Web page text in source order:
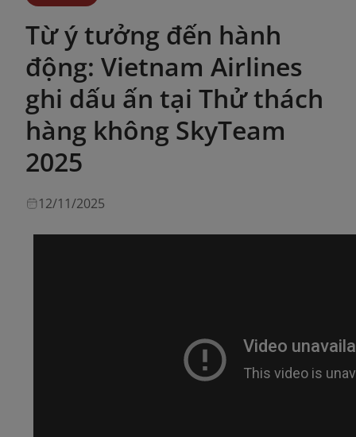
Từ ý tưởng đến hành
động: Vietnam Airlines
ghi dấu ấn tại Thử thách
hàng không SkyTeam
2025
12/11/2025